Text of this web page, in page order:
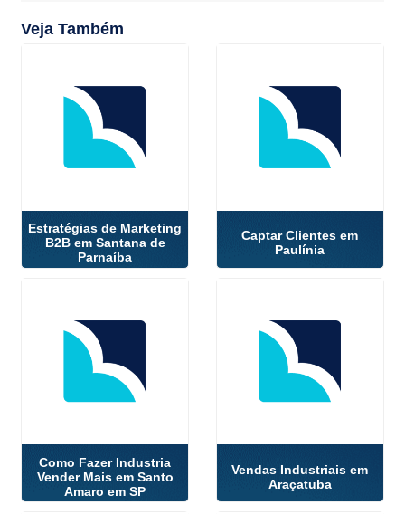
Veja Também
Estratégias de Marketing
B2B em Santana de
Parnaíba
Captar Clientes em
Paulínia
Como Fazer Industria
Vender Mais em Santo
Amaro em SP
Vendas Industriais em
Araçatuba